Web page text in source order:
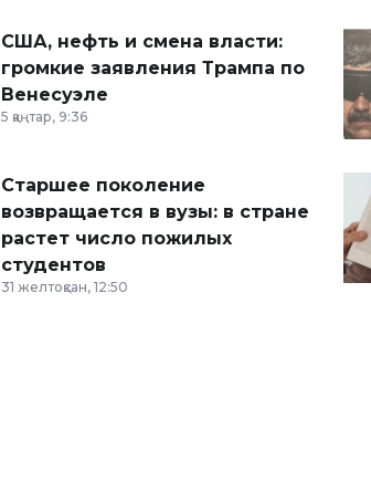
США, нефть и смена власти:
громкие заявления Трампа по
Венесуэле
5 қаңтар, 9:36
Старшее поколение
возвращается в вузы: в стране
растет число пожилых
студентов
31 желтоқсан, 12:50